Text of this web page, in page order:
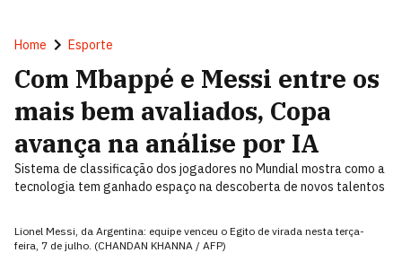
Home Esporte
Com Mbappé e Messi entre os
mais bem avaliados, Copa
avança na análise por IA
Sistema de classificação dos jogadores no Mundial mostra como a
tecnologia tem ganhado espaço na descoberta de novos talentos
Lionel Messi, da Argentina: equipe venceu o Egito de virada nesta terça-
feira, 7 de julho. (CHANDAN KHANNA / AFP)